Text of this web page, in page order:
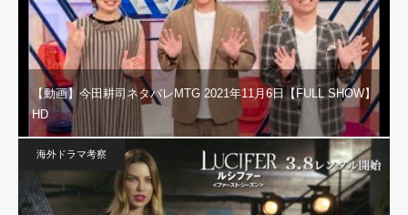
【動画】今田耕司ネタバレMTG 2021年11月6日【FULL SHOW】
HD
海外ドラマ考察